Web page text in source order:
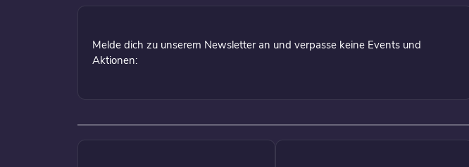
Melde dich zu unserem Newsletter an und verpasse keine Events und
Aktionen: